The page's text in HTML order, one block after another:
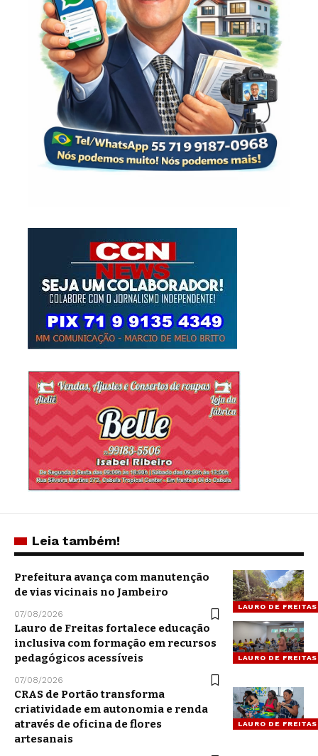
Leia também!
LAURO DE FREITAS
Prefeitura avança com manutenção
de vias vicinais no Jambeiro
07/08/2026
LAURO DE FREITAS
Lauro de Freitas fortalece educação
inclusiva com formação em recursos
pedagógicos acessíveis
07/08/2026
LAURO DE FREITAS
CRAS de Portão transforma
criatividade em autonomia e renda
através de oficina de flores
artesanais